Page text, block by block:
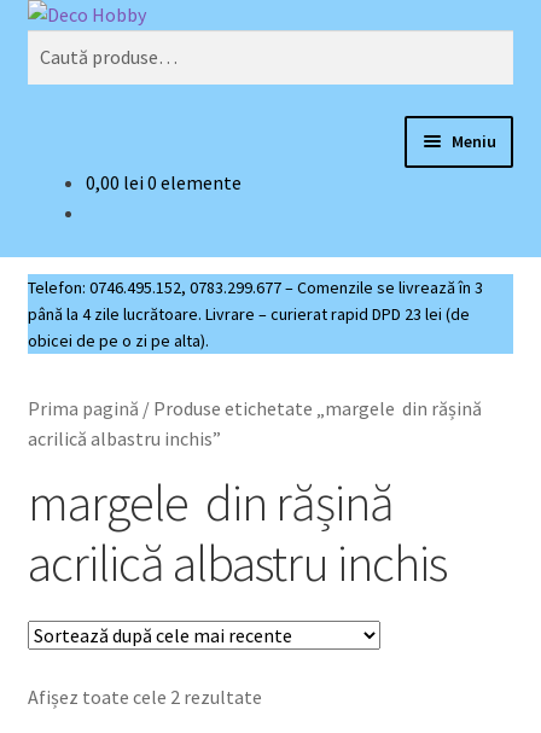
Sari
navigare
Sari
conținut
Caută
Meniu
Deco Hobby
Contact
Coș produse
0,00 lei0 elemente
Telefon: 0746.495.152, 0783.299.677 – Comenzile se livrează în 3
până la 4 zile lucrătoare. Livrare – curierat rapid DPD 23 lei (de
obicei de pe o zi pe alta).
Prima pagină / Produse etichetate „margele din rășină
acrilică albastru inchis”
margele din rășină
acrilică albastru inchis
Afișez toate cele 2 rezultateSortat